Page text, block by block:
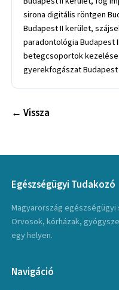
← Vissza
Egészségügyi Tudakozó
Magyarország
Orvosok, kórházak,
egy helyen.
Navigáció